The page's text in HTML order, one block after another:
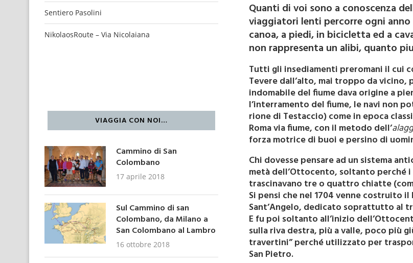
Quanti di voi sono a conoscenza
viaggiatori lenti percorre ogni
canoa, a piedi, in bicicletta ed a
non rappresenta un alibi, quanto
Tutti gli insediamenti preromani il cui
Tevere dall’alto, mai troppo da
indomabile del fiume dava origine a
l’interramento del fiume, le navi non
rione di Testaccio) come in epoca
Roma via fiume, con il metodo dell’
forza motrice di buoi e persino di
Chi dovesse pensare ad un sistema
metà dell’Ottocento, soltanto perché
trascinavano tre o quattro chiatte
Si pensi che nel 1704 venne costruito
Sant’Angelo, dedicato soprattutto al
E fu poi soltanto all’inizio
sulla riva destra, più a valle, poco più
travertini” perché utilizzato per
San Pietro.
Sentiero Pasolini
NikolaosRoute – Via Nicolaiana
VIAGGIA CON NOI…
Cammino di San
Colombano
17 aprile 2018
Sul Cammino di san
Colombano, da Milano a
San Colombano al Lambro
16 ottobre 2018